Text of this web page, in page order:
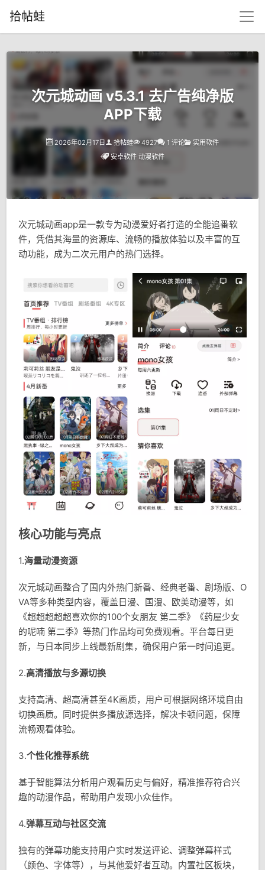
拾帖蛙
次元城动画 v5.3.1 去广告纯净版
APP下载
2026年02月17日 拾帖蛙 4927 1 评论
实用软件
安卓软件 动漫软件
次元城动画app是一款专为动漫爱好者打造的全能追番软
件，凭借其海量的资源库、流畅的播放体验以及丰富的互
动功能，成为二次元用户的热门选择。
核心功能与亮点
1.海量动漫资源
次元城动画整合了国内外热门新番、经典老番、剧场版、O
VA等多种类型内容，覆盖日漫、国漫、欧美动漫等，如
《超超超超超喜欢你的100个女朋友 第二季》《药屋少女
的呢喃 第二季》等热门作品均可免费观看。平台每日更
新，与日本同步上线最新剧集，确保用户第一时间追更。
2.高清播放与多源切换
支持高清、超高清甚至4K画质，用户可根据网络环境自由
切换画质。同时提供多播放源选择，解决卡顿问题，保障
流畅观看体验。
3.个性化推荐系统
基于智能算法分析用户观看历史与偏好，精准推荐符合兴
趣的动漫作品，帮助用户发现小众佳作。
4.弹幕互动与社区交流
独有的弹幕功能支持用户实时发送评论、调整弹幕样式
（颜色、字体等），与其他爱好者互动。内置社区板块，